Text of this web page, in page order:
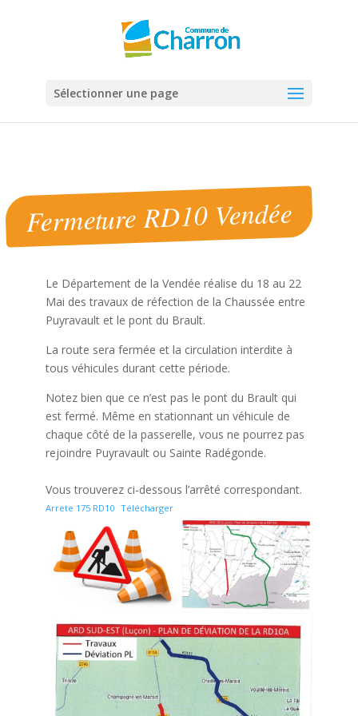
Sélectionner une page
Fermeture RD10 Vendée
Le Département de la Vendée réalise du 18 au 22
Mai des travaux de réfection de la Chaussée entre
Puyravault et le pont du Brault.
La route sera fermée et la circulation interdite à
tous véhicules durant cette période.
Notez bien que ce n’est pas le pont du Brault qui
est fermé. Même en stationnant un véhicule de
chaque côté de la passerelle, vous ne pourrez pas
rejoindre Puyravault ou Sainte Radégonde.
Vous trouverez ci-dessous l’arrêté correspondant.
Arrete 175 RD10 Télécharger